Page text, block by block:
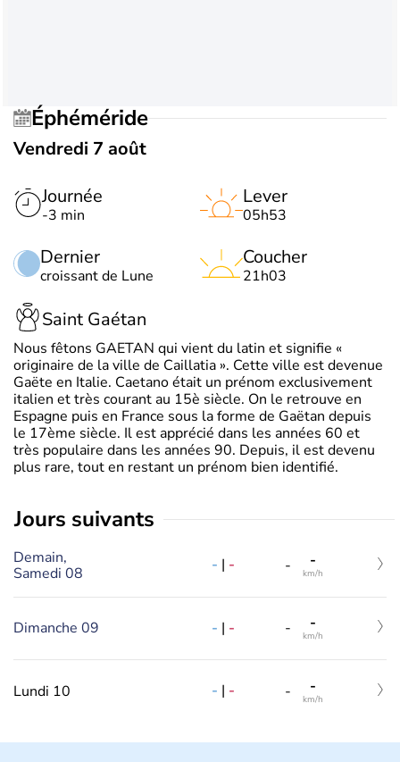
Éphéméride
Vendredi 7 août
Journée
-3 min
Dernier
croissant de Lune
Lever
05h53
Coucher
21h03
Saint Gaétan
Nous fêtons GAETAN qui vient du latin et signifie «
originaire de la ville de Caillatia ». Cette ville est devenue
Gaëte en Italie. Caetano était un prénom exclusivement
italien et très courant au 15è siècle. On le retrouve en
Espagne puis en France sous la forme de Gaëtan depuis
le 17ème siècle. Il est apprécié dans les années 60 et
très populaire dans les années 90. Depuis, il est devenu
plus rare, tout en restant un prénom bien identifié.
jours suivants
Demain,
Samedi 08
- | - - -
km/h
Dimanche 09 - | - - -
km/h
Lundi 10 - | - - -
km/h